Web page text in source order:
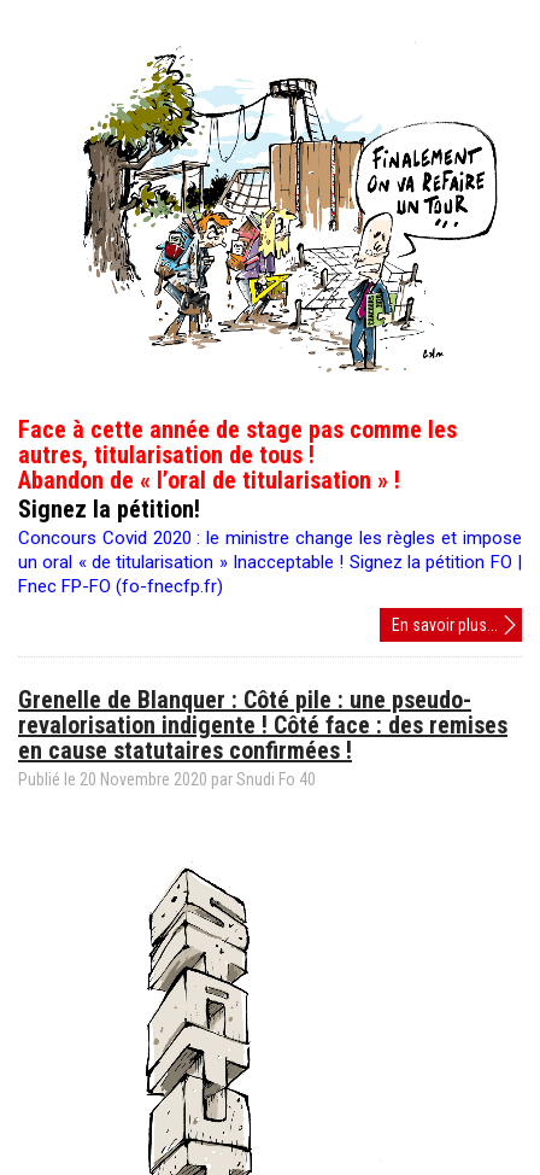
Face à cette année de stage pas comme les
autres, titularisation de tous !
Abandon de « l’oral de titularisation » !
Signez la pétition!
Concours Covid 2020 : le ministre change les règles et impose
un oral « de titularisation » Inacceptable ! Signez la pétition FO |
Fnec FP-FO (fo-fnecfp.fr)
En savoir plus...
droit
Grenelle de Blanquer : Côté pile : une pseudo-
revalorisation indigente ! Côté face : des remises
en cause statutaires confirmées !
Publié le 20 Novembre 2020 par Snudi Fo 40